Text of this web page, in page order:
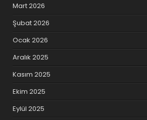
Mart 2026
Şubat 2026
Ocak 2026
Aralık 2025
Kasım 2025
Ekim 2025
Eylül 2025